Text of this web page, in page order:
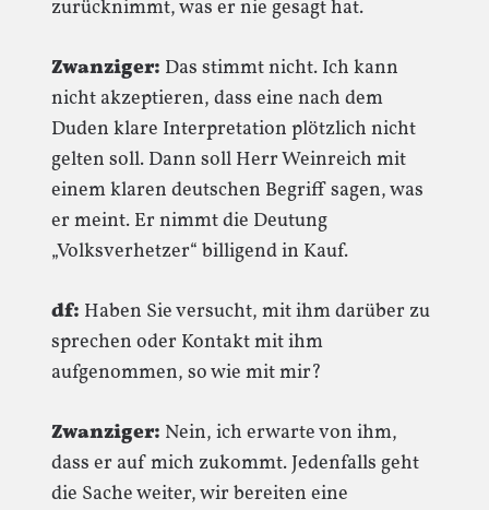
zurücknimmt, was er nie gesagt hat.
Zwanziger: Das stimmt nicht. Ich kann
nicht akzeptieren, dass eine nach dem
Duden klare Interpretation plötzlich nicht
gelten soll. Dann soll Herr Weinreich mit
einem klaren deutschen Begriff sagen, was
er meint. Er nimmt die Deutung
„Volksverhetzer“ billigend in Kauf.
df: Haben Sie versucht, mit ihm darüber zu
sprechen oder Kontakt mit ihm
aufgenommen, so wie mit mir?
Zwanziger: Nein, ich erwarte von ihm,
dass er auf mich zukommt. Jedenfalls geht
die Sache weiter, wir bereiten eine